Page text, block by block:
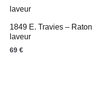
1849 E. Travies – Raton
laveur
69 €